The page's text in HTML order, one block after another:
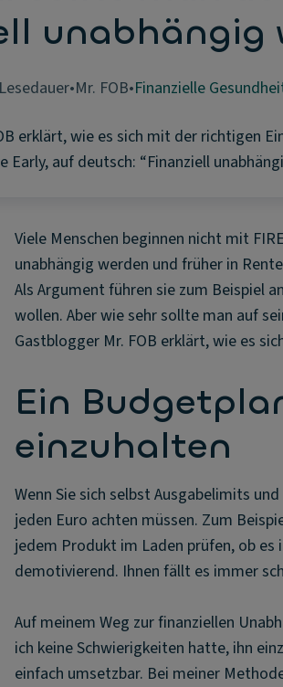
unabhängig
•Mr. FOB•Finanzielle
erklärt, wie es sich mit der richtigen
Early, auf deutsch: “Finanziell
Viele Menschen beginnen nicht mit
unabhängig werden und früher in
Als Argument führen sie zum Beispiel
wollen. Aber wie sehr sollte man auf
Gastblogger Mr. FOB erklärt, wie es
Ein
einzuhalten
Wenn Sie sich selbst Ausgabelimits
jeden Euro achten müssen. Zum
jedem Produkt im Laden prüfen, ob es
demotivierend. Ihnen fällt es immer
Auf meinem Weg zur finanziellen
ich keine Schwierigkeiten hatte, ihn
einfach umsetzbar. Bei meiner